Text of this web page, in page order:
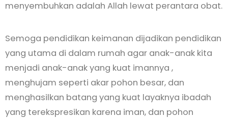
menyembuhkan adalah Allah lewat perantara obat.
Semoga pendidikan keimanan dijadikan pendidikan
yang utama di dalam rumah agar anak-anak kita
menjadi anak-anak yang kuat imannya ,
menghujam seperti akar pohon besar, dan
menghasilkan batang yang kuat layaknya ibadah
yang terekspresikan karena iman, dan pohon